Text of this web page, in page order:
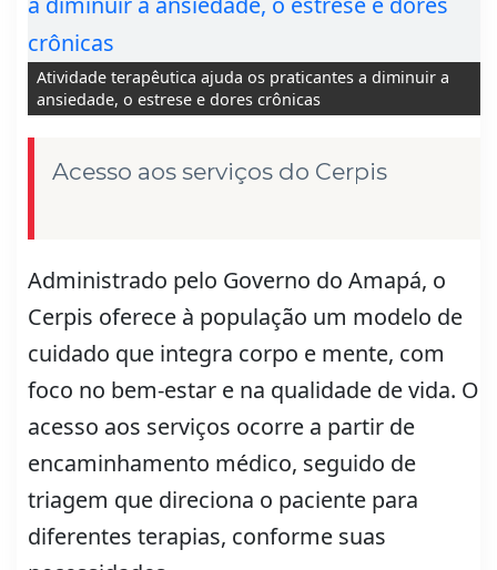
Atividade terapêutica ajuda os praticantes a diminuir a
ansiedade, o estrese e dores crônicas
Acesso aos serviços do Cerpis
Administrado pelo Governo do Amapá, o
Cerpis oferece à população um modelo de
cuidado que integra corpo e mente, com
foco no bem-estar e na qualidade de vida. O
acesso aos serviços ocorre a partir de
encaminhamento médico, seguido de
triagem que direciona o paciente para
diferentes terapias, conforme suas